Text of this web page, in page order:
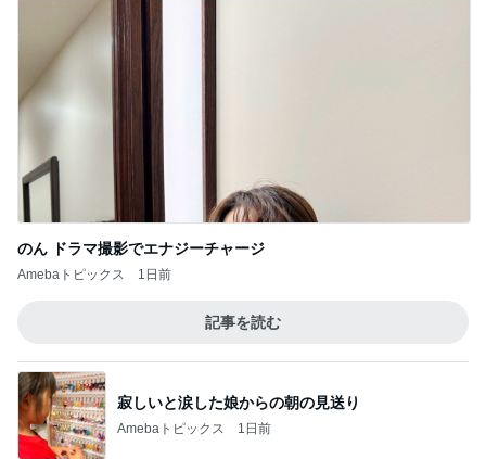
のん ドラマ撮影でエナジーチャージ
Amebaトピックス 1日前
記事を読む
寂しいと涙した娘からの朝の見送り
Amebaトピックス 1日前